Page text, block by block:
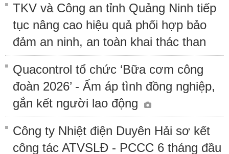
TKV và Công an tỉnh Quảng Ninh tiếp
tục nâng cao hiệu quả phối hợp bảo
đảm an ninh, an toàn khai thác than
Quacontrol tổ chức ‘Bữa cơm công
đoàn 2026’ - Ấm áp tình đồng nghiệp,
gắn kết người lao động
Công ty Nhiệt điện Duyên Hải sơ kết
công tác ATVSLĐ - PCCC 6 tháng đầu